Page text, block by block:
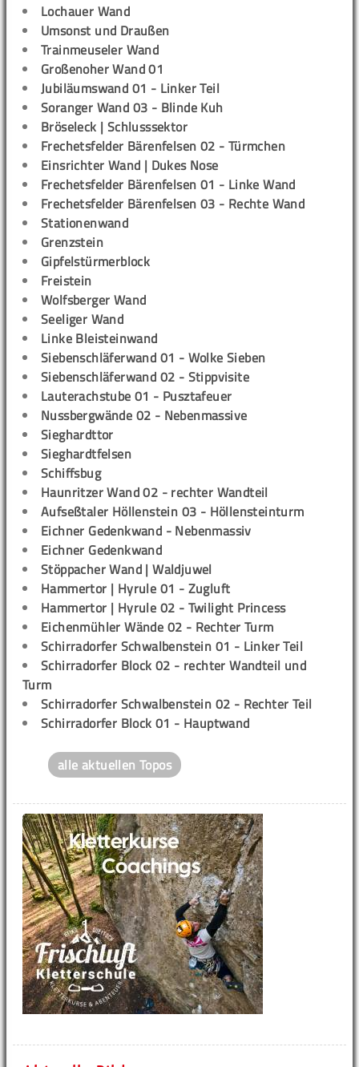
Lochauer Wand
Umsonst und Draußen
Trainmeuseler Wand
Großenoher Wand 01
Jubiläumswand 01 - Linker Teil
Soranger Wand 03 - Blinde Kuh
Bröseleck | Schlusssektor
Frechetsfelder Bärenfelsen 02 - Türmchen
Einsrichter Wand | Dukes Nose
Frechetsfelder Bärenfelsen 01 - Linke Wand
Frechetsfelder Bärenfelsen 03 - Rechte Wand
Stationenwand
Grenzstein
Gipfelstürmerblock
Freistein
Wolfsberger Wand
Seeliger Wand
Linke Bleisteinwand
Siebenschläferwand 01 - Wolke Sieben
Siebenschläferwand 02 - Stippvisite
Lauterachstube 01 - Pusztafeuer
Nussbergwände 02 - Nebenmassive
Sieghardttor
Sieghardtfelsen
Schiffsbug
Haunritzer Wand 02 - rechter Wandteil
Aufseßtaler Höllenstein 03 - Höllensteinturm
Eichner Gedenkwand - Nebenmassiv
Eichner Gedenkwand
Stöppacher Wand | Waldjuwel
Hammertor | Hyrule 01 - Zugluft
Hammertor | Hyrule 02 - Twilight Princess
Eichenmühler Wände 02 - Rechter Turm
Schirradorfer Schwalbenstein 01 - Linker Teil
Schirradorfer Block 02 - rechter Wandteil und
Turm
Schirradorfer Schwalbenstein 02 - Rechter Teil
Schirradorfer Block 01 - Hauptwand
alle aktuellen Topos